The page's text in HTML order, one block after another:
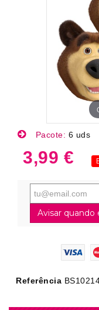
Pacote: 6 uds
3,99 €
Avisar quando
Referência